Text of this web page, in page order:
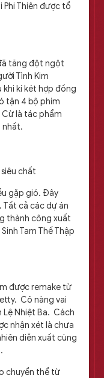
Phi Thiên được tổ
tăng đột ngột
Tình Kim
khi kí két hợp đồng
tận 4 bộ phim
là tác phẩm
nhất.
chất
gặp gió. Đây
Tất cả các dự án
thành công xuất
Tam Thế Thập
được remake từ
Cô nàng vai
Lệ Nhiệt Ba. Cách
nhận xét là chưa
diễn xuất cùng
chuyển thể từ